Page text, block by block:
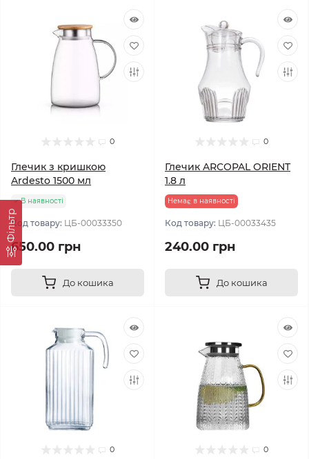
Фільтр
0
Глечик з кришкою
Ardesto 1500 мл
В наявності
Код товару: ЦБ-00033350
650.00 грн
До кошика
0
Глечик ARCOPAL ORIENT
1.8 л
Немає в наявності
Код товару: ЦБ-00033435
240.00 грн
До кошика
0 0